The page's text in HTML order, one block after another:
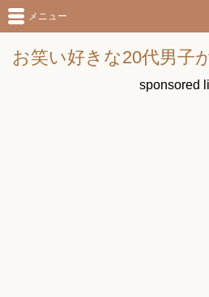
お笑い好きな20代男子
メニュー
sponsored